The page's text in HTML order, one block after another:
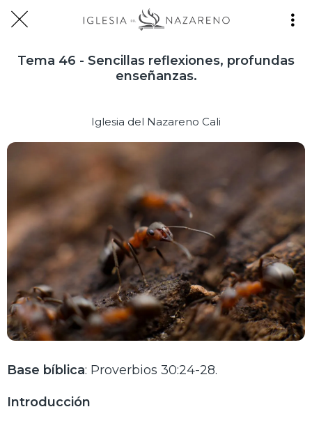
Tema 46 - Sencillas reflexiones, profundas
enseñanzas.
Iglesia del Nazareno Cali
Base bíblica: Proverbios 30:24-28.
Introducción